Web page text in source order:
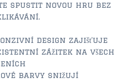
spustit novou hru bez
design zajišťuje
zážitek na všech
barvy snižují